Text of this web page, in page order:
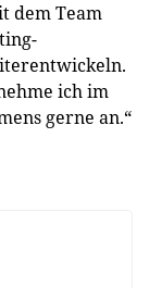
dem Team
ich im
gerne an.“